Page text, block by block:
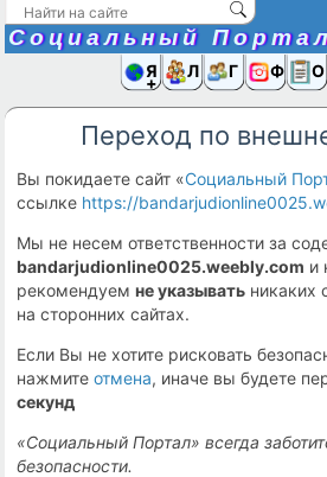
Социальный
Я иЛюди
Переход по
Вы покидаете сайт «Социальный
ссылке https://
Мы не несем ответственности за
bandarjudionline0025.weebly.com и
рекомендуемне указывать никаких
на сторонних сайтах.
Если Вы не хотите рисковать
нажмитеотмена, иначе вы будете
секунд
«Социальный Портал» всегда
безопасности.